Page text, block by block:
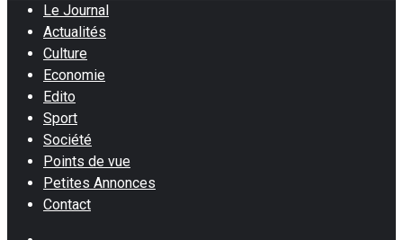
Le Journal
Actualités
Culture
Economie
Edito
Sport
Société
Points de vue
Petites Annonces
Contact